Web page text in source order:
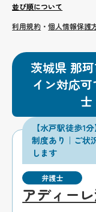
並び順について
利用規約 ・個人情報保護
茨城県 那
イン対応
【水戸駅徒歩1
制度あり｜ご状
します
弁護士
アディー